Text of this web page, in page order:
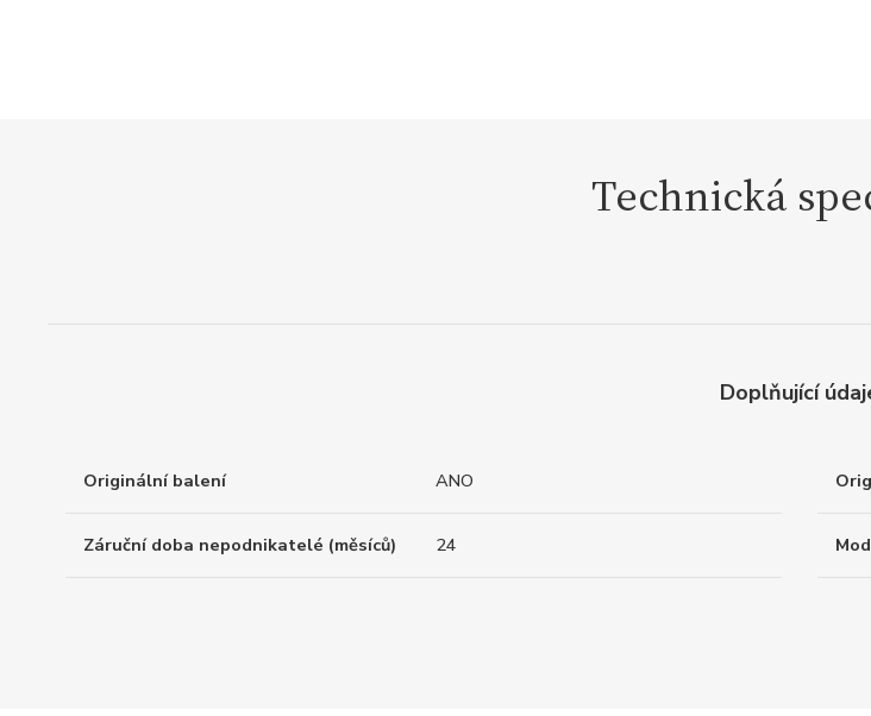
Technická
Doplňující
Originální balení ANO
Záruční doba nepodnikatelé (měsíců) 24